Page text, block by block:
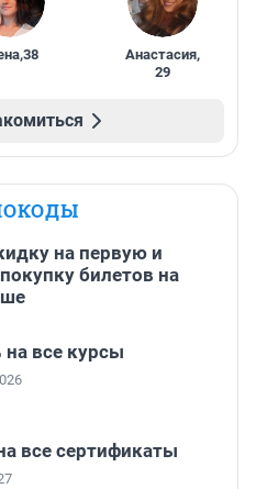
,38 Анастасия,
29
на первую и
билетов на
на все курсы
все сертификаты